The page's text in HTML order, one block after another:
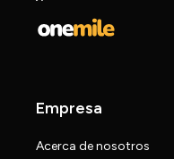
Empresa
Acerca de nosotros